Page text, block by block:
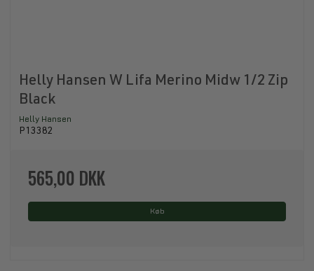
Helly Hansen W Lifa Merino Midw 1/2 Zip
Black
Helly Hansen
P13382
565,00 DKK
Køb